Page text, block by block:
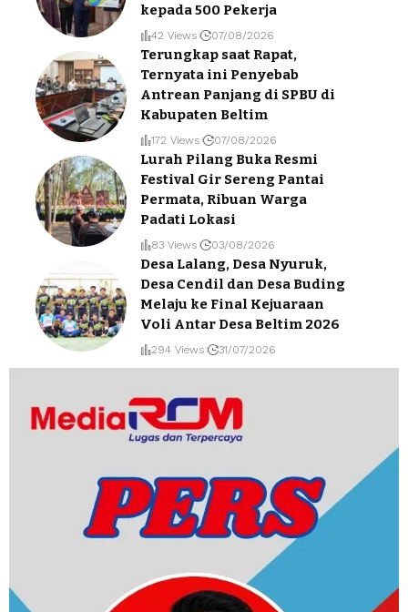
kepada 500 Pekerja
42 Views 07/08/2026
Terungkap saat Rapat,
Ternyata ini Penyebab
Antrean Panjang di SPBU di
Kabupaten Beltim
172 Views 07/08/2026
Lurah Pilang Buka Resmi
Festival Gir Sereng Pantai
Permata, Ribuan Warga
Padati Lokasi
83 Views 03/08/2026
Desa Lalang, Desa Nyuruk,
Desa Cendil dan Desa Buding
Melaju ke Final Kejuaraan
Voli Antar Desa Beltim 2026
294 Views 31/07/2026